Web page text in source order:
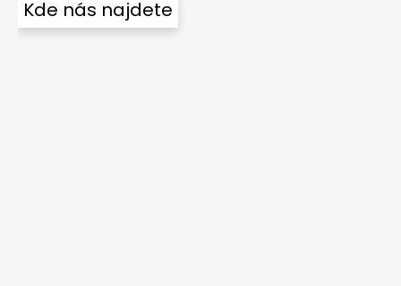
Kde nás najdete